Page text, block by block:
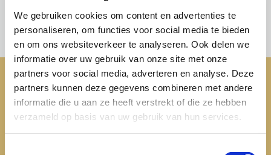
We gebruiken cookies om content en advertenties te
personaliseren, om functies voor social media te bieden
en om ons websiteverkeer te analyseren. Ook delen we
informatie over uw gebruik van onze site met onze
partners voor social media, adverteren en analyse. Deze
partners kunnen deze gegevens combineren met andere
informatie die u aan ze heeft verstrekt of die ze hebben
verzameld op basis van uw gebruik van hun services.
IN EUROPA
RUIM AANBOD
AAN VAARWEGEN
HEERLIJKE
HISTORISCHE
GOEDE